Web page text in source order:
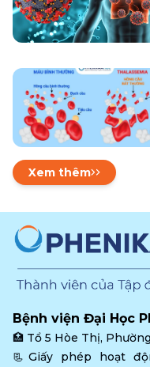
Xem thêm
Bệnh viện Đại Học
🏥 Tổ 5 Hòe Thị,
📃Giấy phép hoạt